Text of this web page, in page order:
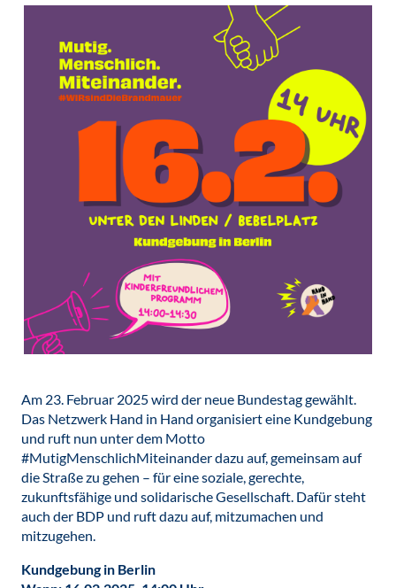
Am 23. Februar 2025 wird der neue Bundestag gewählt.
Das Netzwerk Hand in Hand organisiert eine Kundgebung
und ruft nun unter dem Motto
#MutigMenschlichMiteinander dazu auf, gemeinsam auf
die Straße zu gehen – für eine soziale, gerechte,
zukunftsfähige und solidarische Gesellschaft. Dafür steht
auch der BDP und ruft dazu auf, mitzumachen und
mitzugehen.
Kundgebung in Berlin